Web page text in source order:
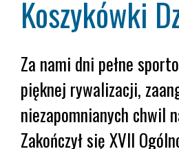
Koszykówki
Za nami dni pełne
pięknej rywalizacji,
niezapomnianych chwil
Zakończył się XVII